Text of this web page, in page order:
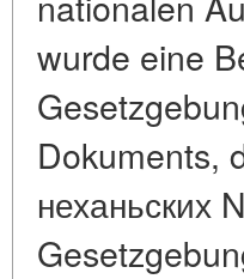
wurde eine
Dokuments,
неханьских